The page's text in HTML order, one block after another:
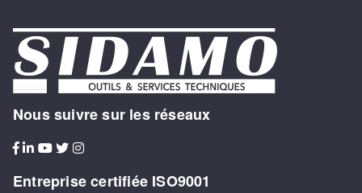
Nous suivre sur les réseaux
Entreprise certifiée ISO9001